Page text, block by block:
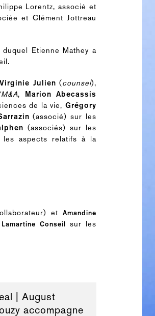
Lorentz, associé et
et Clément Jottreau
Etienne Mathey a
Virginie Julien (counsel),
, Marion Abecassis
de la vie, Grégory
(associé) sur les
(associés) sur les
les aspects relatifs à la
etAmandine
Lamartine Conseil sur les
| August
accompagne